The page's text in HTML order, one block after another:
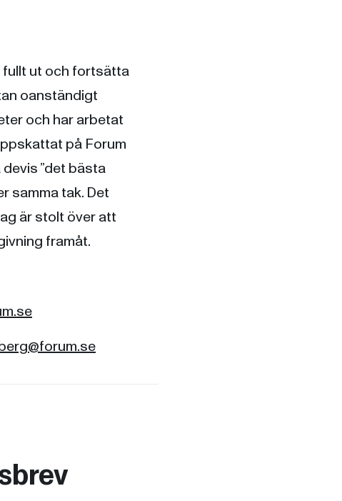
fullt ut och fortsätta
oanständigt
och har arbetat
på Forum
”det bästa
samma tak. Det
är stolt över att
framåt.